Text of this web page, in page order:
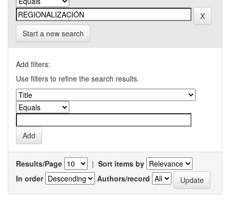
Start a new search
Add filters:
Use filters to refine the search results.
Results/Page | Sort items by
In order
Authors/record